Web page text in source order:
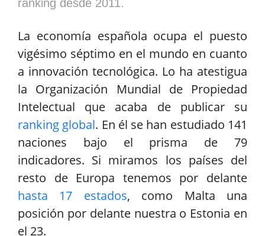
ranking desde 2011.
La economía española ocupa el puesto
vigésimo séptimo en el mundo en cuanto
a innovación tecnológica. Lo ha atestigua
la Organización Mundial de Propiedad
Intelectual que acaba de publicar su
ranking global. En él se han estudiado 141
naciones bajo el prisma de 79
indicadores. Si miramos los países del
resto de Europa tenemos por delante
hasta 17 estados, como Malta una
posición por delante nuestra o Estonia en
el 23.